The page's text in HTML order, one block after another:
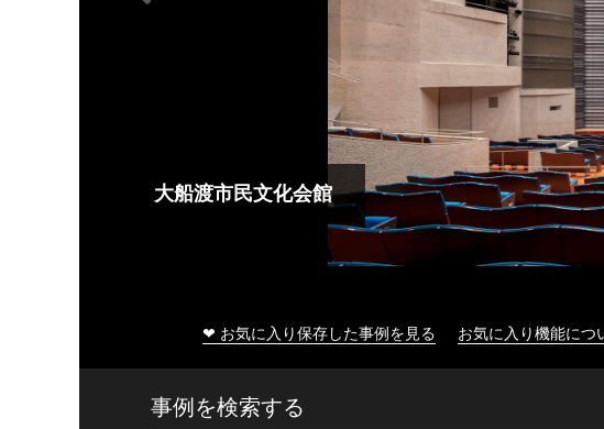
大船渡市民文化会館
❤ お気に入り保存した事例を見る お気に入り機能につ
事例を検索する